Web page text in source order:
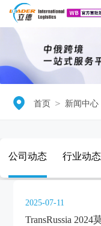
首页 ＞ 新闻中心
公司动态 行业动态
2025-07-11
TransRussia